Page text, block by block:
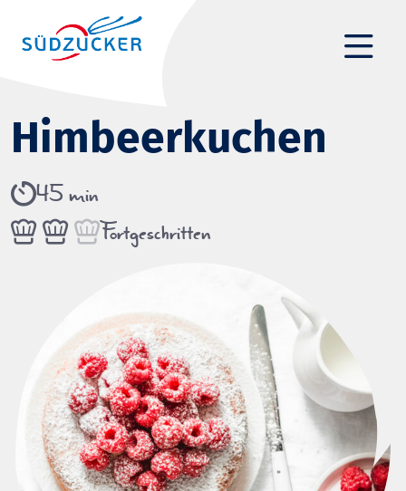
Himbeerkuchen
45 min
Fortgeschritten